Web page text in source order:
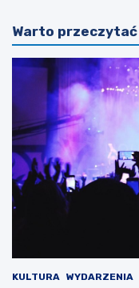
Warto przeczytać
KULTURA WYDARZENIA